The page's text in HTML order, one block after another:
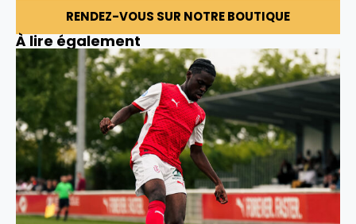
RENDEZ-VOUS SUR NOTRE BOUTIQUE
À lire également